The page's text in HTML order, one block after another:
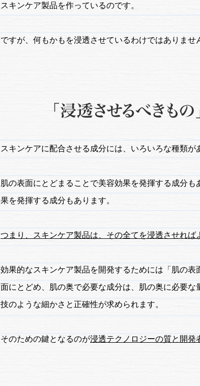
スキンケア製品を作っているのです。
ですが、何もかもを浸透させているわけではありませ
スキンケアに配合させる成分には、いろいろな種類が
肌の表面にとどまることで美容効果を発揮する成分
果を発揮する成分もあります。
つまり、スキンケア製品は、その全てを浸透させれば
効果的なスキンケア製品を開発するためには「肌の
面にとどめ、肌の奥で必要な成分は、肌の奥に必要な
技のような細かさと正確性が求められます。
そのための鍵となるのが浸透テクノロジーの質と開発